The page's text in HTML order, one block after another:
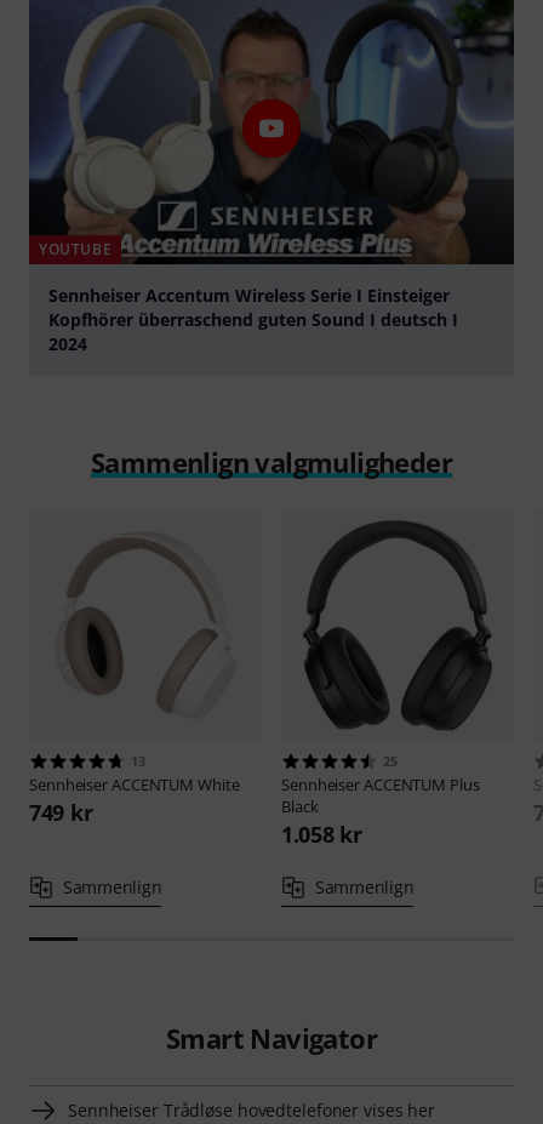
YOUTUBE
Sennheiser Accentum Wireless Serie I Einsteiger
Kopfhörer überraschend guten Sound I deutsch I
2024
Sammenlign valgmuligheder
13
SennheiserACCENTUM White
749 kr
Sammenlign
25
SennheiserACCENTUM Plus
Black
1.058 kr
Sammenlign
Smart Navigator
Sennheiser Trådløse hovedtelefoner vises her